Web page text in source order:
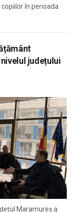
în perioada
județului
Maramureș a